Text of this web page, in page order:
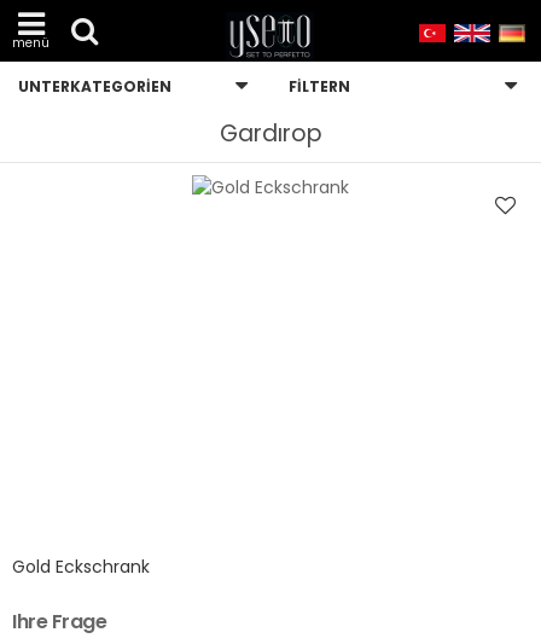
menü
UNTERKATEGORIEN FILTERN
Gardırop
Gold Eckschrank
Ihre Frage